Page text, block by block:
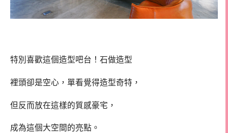
特別喜歡這個造型吧台！石做造型
裡頭卻是空心，單看覺得造型奇特，
但反而放在這樣的質感豪宅，
成為這個大空間的亮點。